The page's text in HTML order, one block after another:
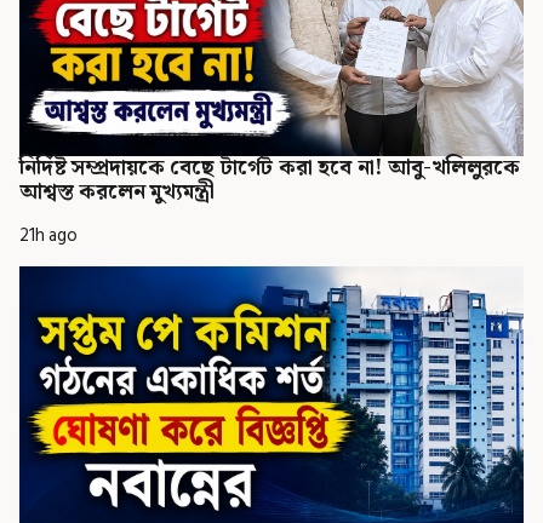
নির্দিষ্ট সম্প্রদায়কে বেছে টার্গেট করা হবে না! আবু-খলিলুরকে
আশ্বস্ত করলেন মুখ্যমন্ত্রী
21h ago